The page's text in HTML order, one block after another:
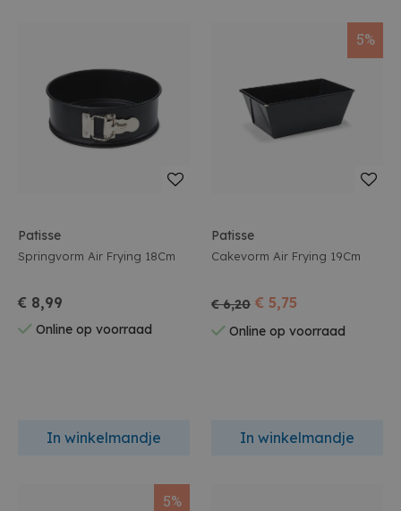
Patisse
Springvorm Air Frying 18Cm
€ 8,99
Online op voorraad
In winkelmandje
5%
Patisse
Cakevorm Air Frying 19Cm
€ 6,20 € 5,75
Online op voorraad
In winkelmandje
5%